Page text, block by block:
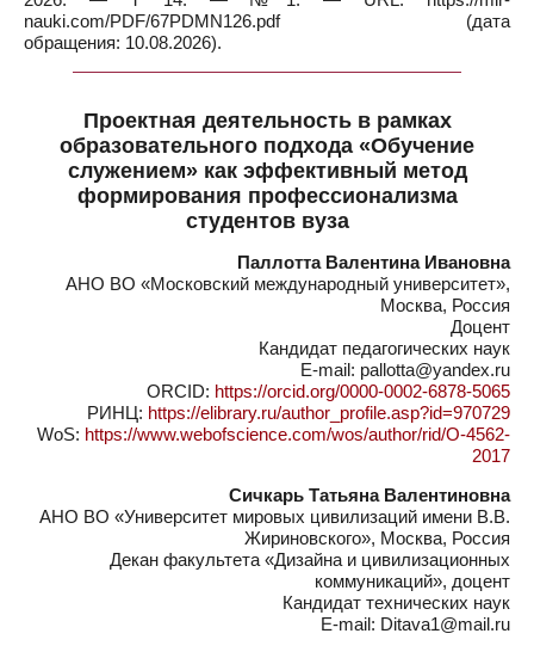
nauki.com/PDF/67PDMN126.pdf (дата
обращения: 10.08.2026).
Проектная деятельность в рамках
образовательного подхода «Обучение
служением» как эффективный метод
формирования профессионализма
студентов вуза
Паллотта Валентина Ивановна
АНО ВО «Московский международный университет»,
Москва, Россия
Доцент
Кандидат педагогических наук
E-mail: pallotta@yandex.ru
ORCID: https://orcid.org/0000-0002-6878-5065
РИНЦ: https://elibrary.ru/author_profile.asp?id=970729
WoS: https://www.webofscience.com/wos/author/rid/O-4562-
2017
Сичкарь Татьяна Валентиновна
АНО ВО «Университет мировых цивилизаций имени В.В.
Жириновского», Москва, Россия
Декан факультета «Дизайна и цивилизационных
коммуникаций», доцент
Кандидат технических наук
E-mail: Ditava1@mail.ru